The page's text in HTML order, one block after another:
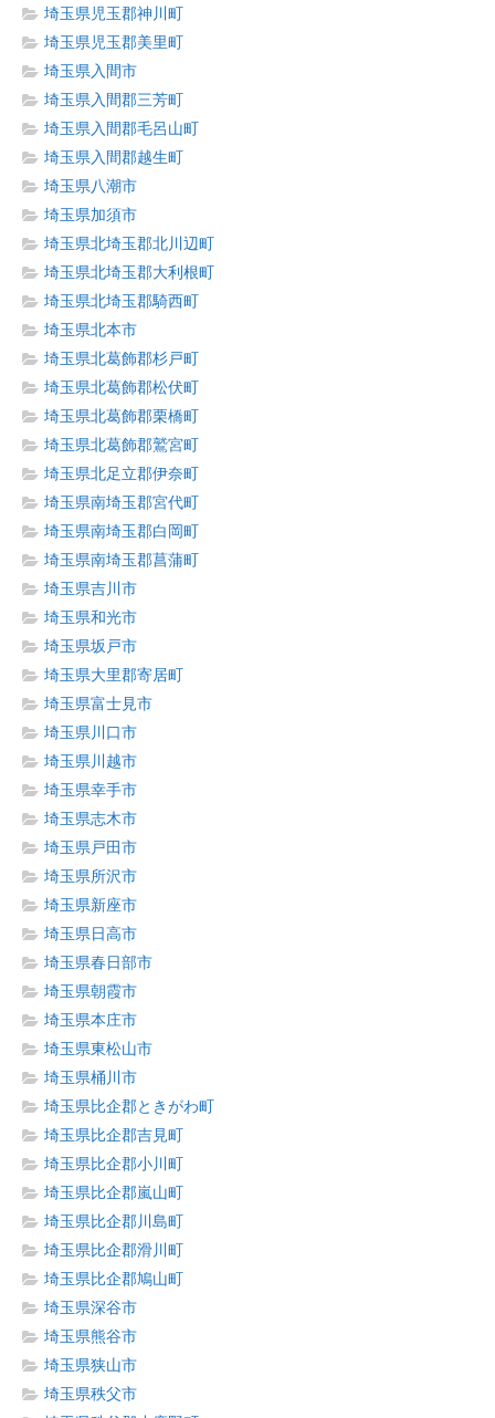
埼玉県児玉郡神川町
埼玉県児玉郡美里町
埼玉県入間市
埼玉県入間郡三芳町
埼玉県入間郡毛呂山町
埼玉県入間郡越生町
埼玉県八潮市
埼玉県加須市
埼玉県北埼玉郡北川辺町
埼玉県北埼玉郡大利根町
埼玉県北埼玉郡騎西町
埼玉県北本市
埼玉県北葛飾郡杉戸町
埼玉県北葛飾郡松伏町
埼玉県北葛飾郡栗橋町
埼玉県北葛飾郡鷲宮町
埼玉県北足立郡伊奈町
埼玉県南埼玉郡宮代町
埼玉県南埼玉郡白岡町
埼玉県南埼玉郡菖蒲町
埼玉県吉川市
埼玉県和光市
埼玉県坂戸市
埼玉県大里郡寄居町
埼玉県富士見市
埼玉県川口市
埼玉県川越市
埼玉県幸手市
埼玉県志木市
埼玉県戸田市
埼玉県所沢市
埼玉県新座市
埼玉県日高市
埼玉県春日部市
埼玉県朝霞市
埼玉県本庄市
埼玉県東松山市
埼玉県桶川市
埼玉県比企郡ときがわ町
埼玉県比企郡吉見町
埼玉県比企郡小川町
埼玉県比企郡嵐山町
埼玉県比企郡川島町
埼玉県比企郡滑川町
埼玉県比企郡鳩山町
埼玉県深谷市
埼玉県熊谷市
埼玉県狭山市
埼玉県秩父市